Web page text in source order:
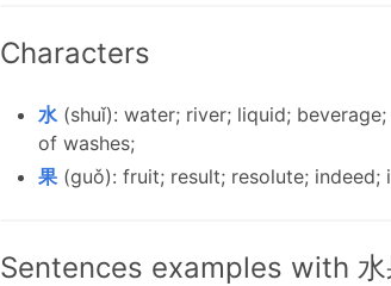
Characters
水 (shuǐ): water; river; liquid;
of washes;
果 (guǒ): fruit; result; resolute; indeed;
Sentences examples with 水